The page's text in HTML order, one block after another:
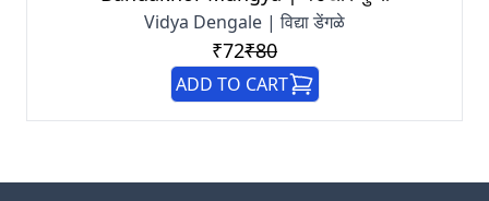
Vidya Dengale | विद्या डेंगळे
₹72₹80
ADD TO CART